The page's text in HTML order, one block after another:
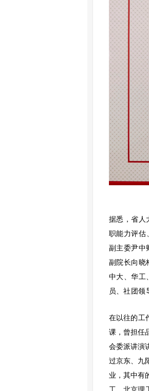
据悉，省人
职能力评估
副主委尹中
副院长向晓
中大、华工
员、社团领
在以往的工
课，曾担任
会委派讲演
过京东、九
业，其中有
工、北京理